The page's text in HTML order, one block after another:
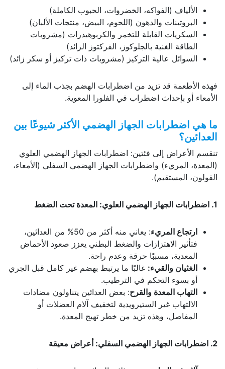
الألياف (الفواكه، الخضروات، الحبوب الكاملة)
البروتينات والدهون (اللحوم، البيض، منتجات الألبان)
السكريات القابلة للتخمر والكربوهيدرات (مشروبات
الطاقة الغنية بالجلوكوز، الفركتوز الزائد)
السوائل عالية التركيز (مشروبات ذات تركيز أو سكر زائد)
فهذه الأطعمة قد تزيد من اضطرابات الهضم بجذب الماء إلى
الأمعاء أو بإحداث اضطراب في الفلورا المعوية.
ما هي اضطرابات الجهاز الهضمي الأكثر شيوعًا بين
العدائين؟
تنقسم الأعراض إلى فئتين: اضطرابات الجهاز الهضمي العلوي
(المعدة، المريء) واضطرابات الجهاز الهضمي السفلي (الأمعاء،
القولون، المستقيم).
1. اضطرابات الجهاز الهضمي العلوي: المعدة تحت الضغط
ارتجاع المريء
: يعاني منه أكثر من 50% من العدائين،
فتأثير الاهتزازات والضغط البطني يعزز صعود الأحماض
المعدية، مسببًا حرقة وعدم راحة.
الغثيان والقيء: غالبًا ما يرتبط بهضم غير كامل قبل الجري
أو بسوء التحكم في الترطيب.
التهاب المعدة والقرح: بعض العدائين يتناولون مضادات
الالتهاب غير الستيرويدية لتخفيف آلام العضلات أو
المفاصل، وهذه تزيد من خطر تهيج المعدة.
2. اضطرابات الجهاز الهضمي السفلي: أعراض معيقة